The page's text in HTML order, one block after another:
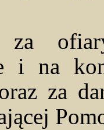
za
i na
za